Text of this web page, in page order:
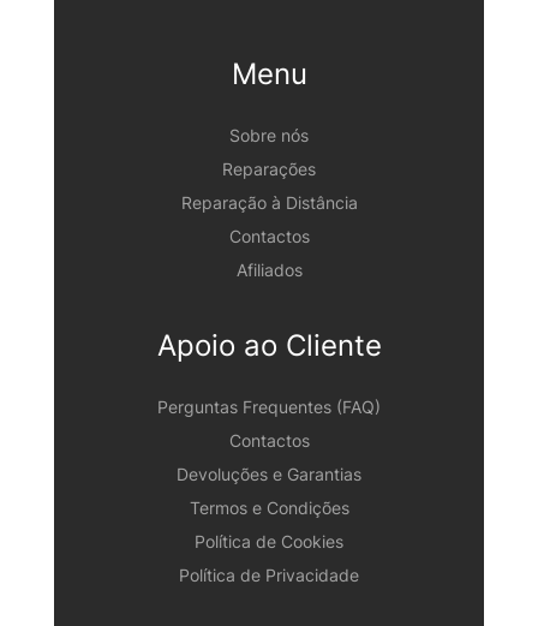
Menu
Sobre nós
Reparações
Reparação à Distância
Contactos
Afiliados
Apoio ao Cliente
Perguntas Frequentes (FAQ)
Contactos
Devoluções e Garantias
Termos e Condições
Política de Cookies
Política de Privacidade